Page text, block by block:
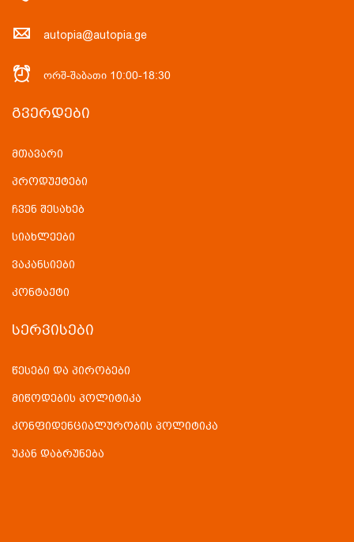
autopia@autopia.ge
ორშ-შაბათი 10:00-18:30
ᲒᲕᲔᲠᲓᲔᲑᲘ
მთავარი
პროდუქტები
ჩვენ შესახებ
სიახლეები
ვაკანსიები
კონტაქტი
ᲡᲔᲠᲕᲘᲡᲔᲑᲘ
წესები და პირობები
მიწოდების პოლიტიკა
კონფიდენციალურობის პოლიტიკა
უკან დაბრუნება